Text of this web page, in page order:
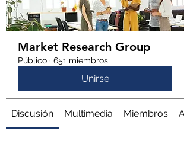
Market Research Group
Público · 651 miembros
Unirse
Discusión Multimedia Miembros